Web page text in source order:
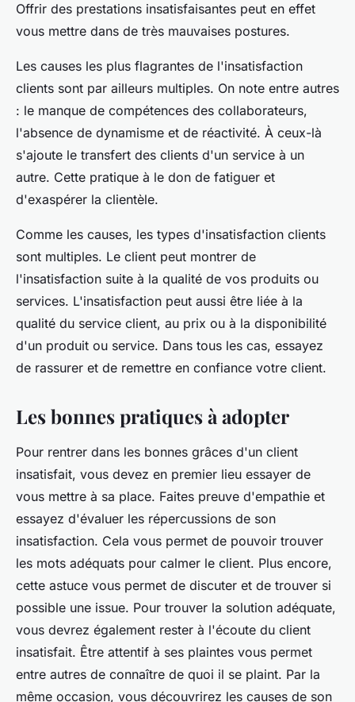
Offrir des prestations insatisfaisantes peut en effet
vous mettre dans de très mauvaises postures.
Les causes les plus flagrantes de l'insatisfaction
clients sont par ailleurs multiples. On note entre autres
: le manque de compétences des collaborateurs,
l'absence de dynamisme et de réactivité. À ceux-là
s'ajoute le transfert des clients d'un service à un
autre. Cette pratique à le don de fatiguer et
d'exaspérer la clientèle.
Comme les causes, les types d'insatisfaction clients
sont multiples. Le client peut montrer de
l'insatisfaction suite à la qualité de vos produits ou
services. L'insatisfaction peut aussi être liée à la
qualité du service client, au prix ou à la disponibilité
d'un produit ou service. Dans tous les cas, essayez
de rassurer et de remettre en confiance votre client.
Les bonnes pratiques à adopter
Pour rentrer dans les bonnes grâces d'un client
insatisfait, vous devez en premier lieu essayer de
vous mettre à sa place. Faites preuve d'empathie et
essayez d'évaluer les répercussions de son
insatisfaction. Cela vous permet de pouvoir trouver
les mots adéquats pour calmer le client. Plus encore,
cette astuce vous permet de discuter et de trouver si
possible une issue. Pour trouver la solution adéquate,
vous devrez également rester à l'écoute du client
insatisfait. Être attentif à ses plaintes vous permet
entre autres de connaître de quoi il se plaint. Par la
même occasion, vous découvrirez les causes de son